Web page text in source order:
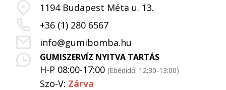
1194 Budapest Méta u. 13.
+36 (1) 280 6567
info@gumibomba.hu
GUMISZERVÍZ NYITVA TARTÁS
H-P 08:00-17:00 (Ebédidő: 12:30-13:00)
Szo-V: Zárva